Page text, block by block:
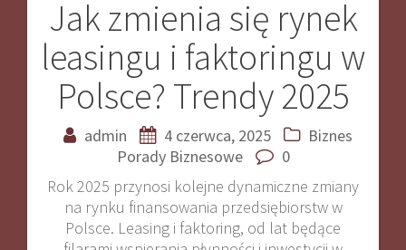
Jak zmienia się rynek
leasingu i faktoringu w
Polsce? Trendy 2025
admin 4 czerwca, 2025
Biznes
Porady Biznesowe
0
Rok 2025 przynosi kolejne dynamiczne zmiany
na rynku finansowania przedsiębiorstw w
Polsce. Leasing i faktoring, od lat będące
Nawigacja
wpisu